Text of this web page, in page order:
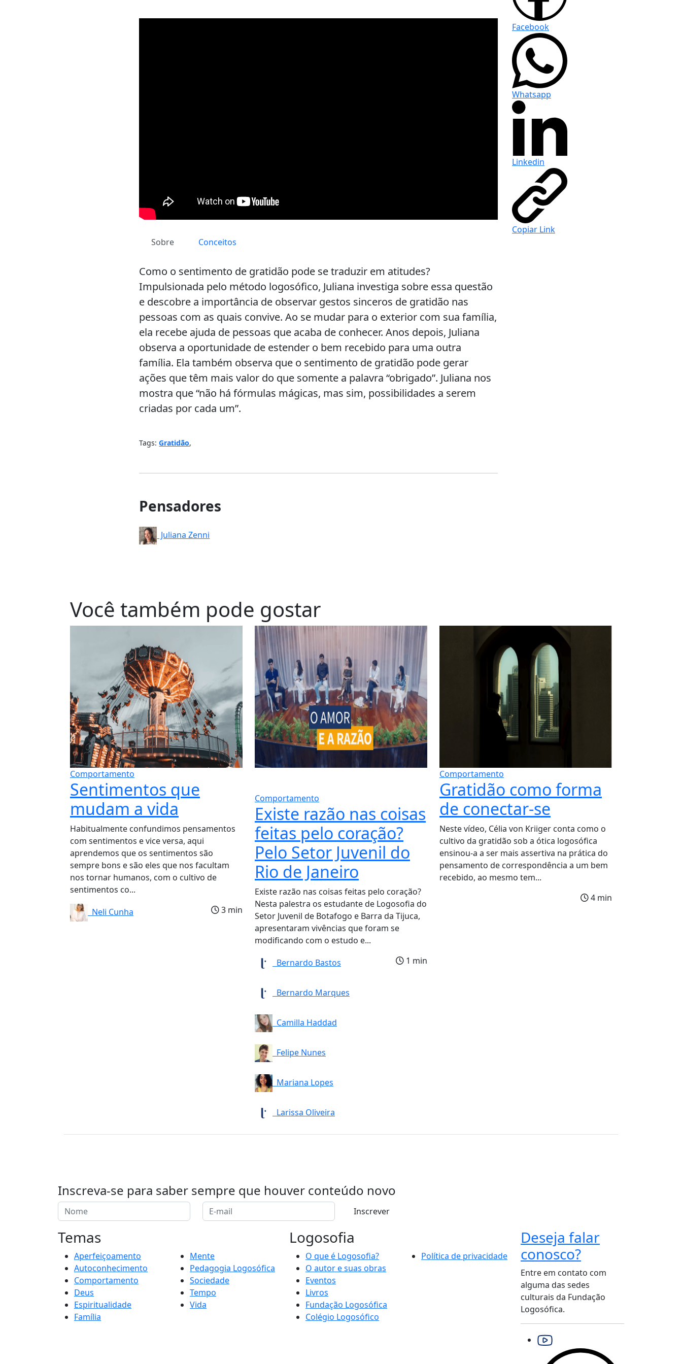
Facebook
Whatsapp
Linkedin
Copiar Link
Sobre
Conceitos
Como o sentimento de gratidão pode se traduzir em atitudes?
Impulsionada pelo método logosófico, Juliana investiga sobre essa questão
e descobre a importância de observar gestos sinceros de gratidão nas
pessoas com as quais convive. Ao se mudar para o exterior com sua família,
ela recebe ajuda de pessoas que acaba de conhecer. Anos depois, Juliana
observa a oportunidade de estender o bem recebido para uma outra
família. Ela também observa que o sentimento de gratidão pode gerar
ações que têm mais valor do que somente a palavra “obrigado”. Juliana nos
mostra que “não há fórmulas mágicas, mas sim, possibilidades a serem
criadas por cada um”.
Tags:Gratidão,
Pensadores
Juliana Zenni
Você também pode gostar
Comportamento
Sentimentos que
mudam a vida
Habitualmente confundimos pensamentos
com sentimentos e vice versa, aqui
aprendemos que os sentimentos são
sempre bons e são eles que nos facultam
nos tornar humanos, com o cultivo de
sentimentos co...
Neli Cunha
3 min
Comportamento
Existe razão nas coisas
feitas pelo coração?
Pelo Setor Juvenil do
Rio de Janeiro
Existe razão nas coisas feitas pelo coração?
Nesta palestra os estudante de Logosofia do
Setor Juvenil de Botafogo e Barra da Tijuca,
apresentaram vivências que foram se
modificando com o estudo e...
Bernardo Bastos
Bernardo Marques
Camilla Haddad
Felipe Nunes
Mariana Lopes
Larissa Oliveira
1 min
Comportamento
Gratidão como forma
de conectar-se
Neste vídeo, Célia von Kriiger conta como o
cultivo da gratidão sob a ótica logosófica
ensinou-a a ser mais assertiva na prática do
pensamento de correspondência a um bem
recebido, ao mesmo tem...
4 min
Inscreva-se para saber sempre que houver conteúdo novo
Inscrever
Temas
Aperfeiçoamento
Autoconhecimento
Comportamento
Deus
Espiritualidade
Família
Mente
Pedagogia Logosófica
Sociedade
Tempo
Vida
Logosofia
O que é Logosofia?
O autor e suas obras
Eventos
Livros
Fundação Logosófica
Colégio Logosófico
Política de privacidade
Deseja falar
conosco?
Entre em contato com
alguma das sedes
culturais da Fundação
Logosófica.